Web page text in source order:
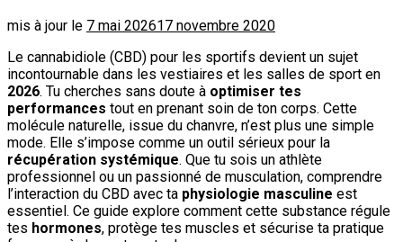
mis à jour le 7 mai 202617 novembre 2020
Le cannabidiole (CBD) pour les sportifs devient un sujet
incontournable dans les vestiaires et les salles de sport en
2026. Tu cherches sans doute à optimiser tes
performances tout en prenant soin de ton corps. Cette
molécule naturelle, issue du chanvre, n’est plus une simple
mode. Elle s’impose comme un outil sérieux pour la
récupération systémique. Que tu sois un athlète
professionnel ou un passionné de musculation, comprendre
l’interaction du CBD avec ta physiologie masculine est
essentiel. Ce guide explore comment cette substance régule
tes hormones, protège tes muscles et sécurise ta pratique